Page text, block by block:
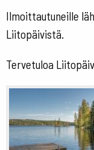
Ilmoittautuneille
Liitopäivistä.
Tervetuloa